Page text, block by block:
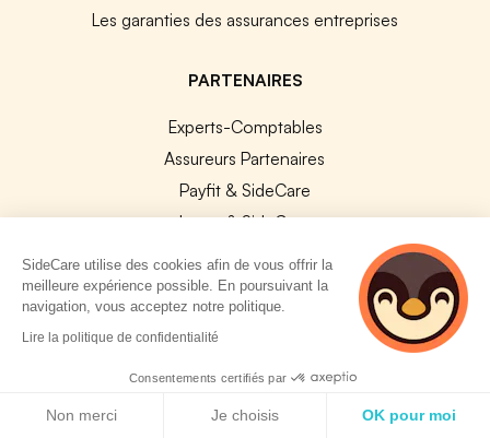
Les garanties des assurances entreprises
PARTENAIRES
Experts-Comptables
Assureurs Partenaires
Payfit & SideCare
Lucca & SideCare
Livi & SideCare
Lianeli & SideCare
SideCare utilise des cookies afin de vous offrir la
meilleure expérience possible. En poursuivant la
navigation, vous acceptez notre politique.
Lire la politique de confidentialité
Consentements certifiés par
Non merci Je choisis OK pour moi
2 personnes
consultent
actuellement cette